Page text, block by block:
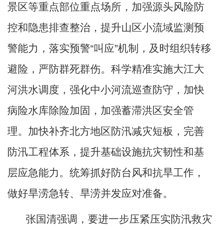
景区等重点部位重点场所，加强源头风险防
控和隐患排查整治，提升山区小流域监测预
警能力，落实预警“叫应”机制，及时组织转移
避险，严防群死群伤。科学精准实施大江大
河洪水调度，强化中小河流巡查防守，加快
病险水库除险加固，加强蓄滞洪区安全管
理。加快补齐北方地区防汛减灾短板，完善
防汛工程体系，提升基础设施抗灾韧性和基
层应急能力。统筹抓好防台风和抗旱工作，
做好旱涝急转、旱涝并发应对准备。
张国清强调，要进一步压紧压实防汛救灾